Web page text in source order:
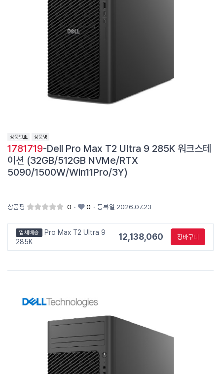
1781719-Dell Pro Max T2 Ultra 9 285K 워크스테
이션 (32GB/512GB NVMe/RTX
5090/1500W/Win11Pro/3Y)
상품평 0 · 0 · 등록일 2026.07.23
업체배송
Pro Max T2 Ultra 9
285K
12,138,060 장바구니